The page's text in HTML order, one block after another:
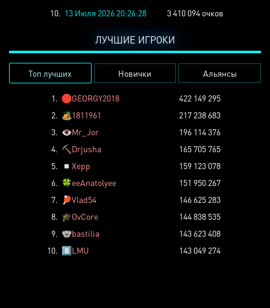
10. 13 Июля 2026 20:26:28 3 410 094 очков
ЛУЧШИЕ ИГРОКИ
Топ лучших Новички Альянсы
1. 🛑GEORGY2018
422 149 295
2. 🏕️1811961
217 238 683
3. 👁️Mr_Jor
196 114 376
4. ⛏️ Drjusha
165 705 765
5.
◽ Xepp
159 123 078
6. 🍀eeAnatolyee
151 950 267
7.
🏓Vlad54
146 625 283
8. 🎓OvCore
144 838 535
9. 🐨bastilia
143 623 408
10. 8️⃣LMU 143 049 274